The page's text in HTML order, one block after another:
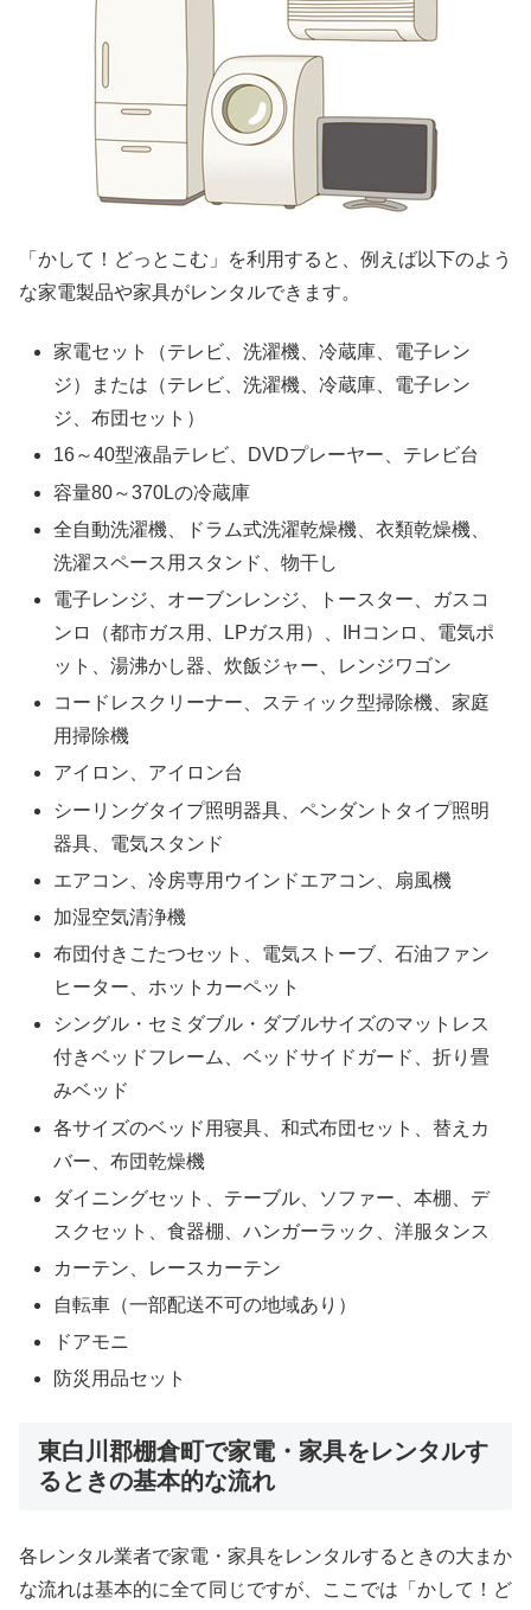
「かして！どっとこむ」を利用すると、例えば以下のよう
な家電製品や家具がレンタルできます。
家電セット（テレビ、洗濯機、冷蔵庫、電子レン
ジ）または（テレビ、洗濯機、冷蔵庫、電子レン
ジ、布団セット）
16～40型液晶テレビ、DVDプレーヤー、テレビ台
容量80～370Lの冷蔵庫
全自動洗濯機、ドラム式洗濯乾燥機、衣類乾燥機、
洗濯スペース用スタンド、物干し
電子レンジ、オーブンレンジ、トースター、ガスコ
ンロ（都市ガス用、LPガス用）、IHコンロ、電気ポ
ット、湯沸かし器、炊飯ジャー、レンジワゴン
コードレスクリーナー、スティック型掃除機、家庭
用掃除機
アイロン、アイロン台
シーリングタイプ照明器具、ペンダントタイプ照明
器具、電気スタンド
エアコン、冷房専用ウインドエアコン、扇風機
加湿空気清浄機
布団付きこたつセット、電気ストーブ、石油ファン
ヒーター、ホットカーペット
シングル・セミダブル・ダブルサイズのマットレス
付きベッドフレーム、ベッドサイドガード、折り畳
みベッド
各サイズのベッド用寝具、和式布団セット、替えカ
バー、布団乾燥機
ダイニングセット、テーブル、ソファー、本棚、デ
スクセット、食器棚、ハンガーラック、洋服タンス
カーテン、レースカーテン
自転車（一部配送不可の地域あり）
ドアモニ
防災用品セット
東白川郡棚倉町で家電・家具をレンタルす
るときの基本的な流れ
各レンタル業者で家電・家具をレンタルするときの大まか
な流れは基本的に全て同じですが、ここでは「かして！ど